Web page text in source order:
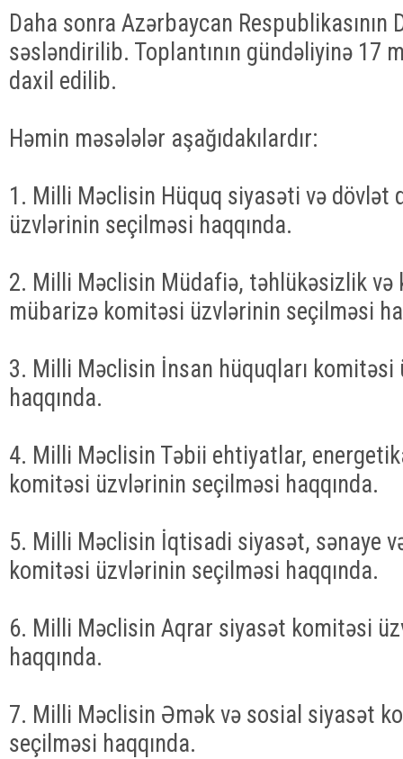
Daha sonra Azərbaycan Respublikasının
səsləndirilib. Toplantının gündəliyinə 17
daxil edilib.
Həmin məsələlər aşağıdakılardır:
1. Milli Məclisin Hüquq siyasəti və dövlət
üzvlərinin seçilməsi haqqında.
2. Milli Məclisin Müdafiə, təhlükəsizlik və
mübarizə komitəsi üzvlərinin seçilməsi
3. Milli Məclisin İnsan hüquqları
haqqında.
4. Milli Məclisin Təbii ehtiyatlar,
komitəsi üzvlərinin seçilməsi haqqında.
5. Milli Məclisin İqtisadi siyasət, sənaye
komitəsi üzvlərinin seçilməsi haqqında.
6. Milli Məclisin Aqrar siyasət komitəsi
haqqında.
7. Milli Məclisin Əmək və sosial siyasət
seçilməsi haqqında.